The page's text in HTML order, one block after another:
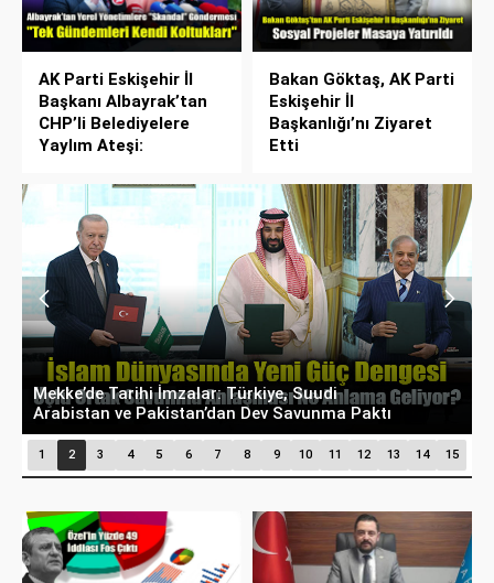
AK Parti Eskişehir İl
Başkanı Albayrak’tan
CHP’li Belediyelere
Yaylım Ateşi:
Bakan Göktaş, AK Parti
Eskişehir İl
Başkanlığı’nı Ziyaret
Etti
CHP’de “Butlan” Polemiği: “Ayrılanlarla Arındık,
Arınarak İktidar Olacağız”
1 2 3 4 5 6 7 8 9 10 11 12 13 14 15